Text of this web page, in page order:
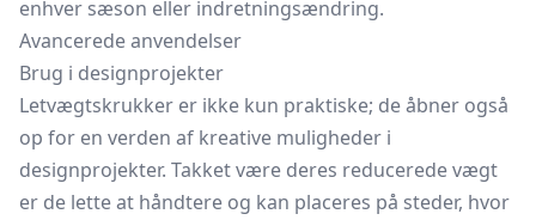
enhver sæson eller indretningsændring.
Avancerede anvendelser
Brug i designprojekter
Letvægtskrukker er ikke kun praktiske; de åbner også
op for en verden af kreative muligheder i
designprojekter. Takket være deres reducerede vægt
er de lette at håndtere og kan placeres på steder, hvor